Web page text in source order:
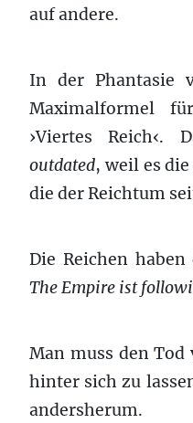
auf andere.
In der Phantasie
Maximalformel
›Viertes Reich‹.
outdated, weil es
die der Reichtum
Die Reichen
The Empire ist
Man muss den
hinter sich zu
andersherum.